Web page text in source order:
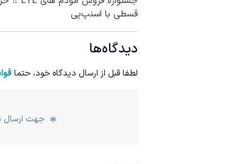
قسطی با اسنپ‌پی
دیدگاه‌ها
لطفا قبل از ارسال دیدگاه خود، حتما
جهت ارسال